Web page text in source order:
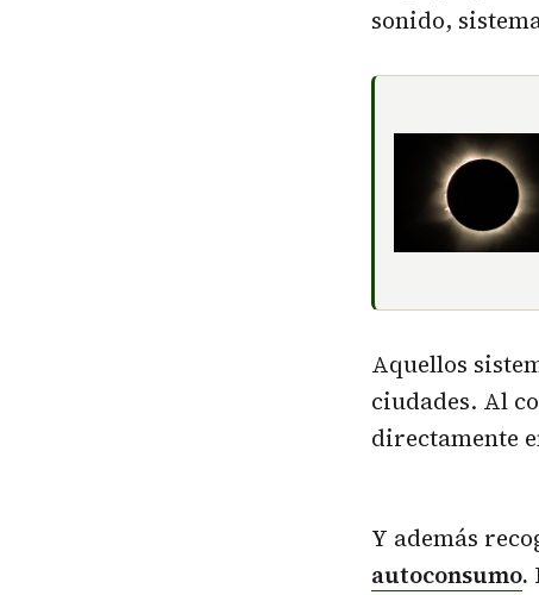
sonido,
Aquellos
ciudades. Al
directamente
Y además
autoconsumo.